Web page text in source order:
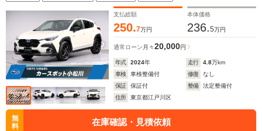
ー シートメモリー
支払総額
250.7万円
本体価格
236.5万円
通常ローン 月々20,000円
年式 2024年 走行 4.8万km
車検
車検整備付 修復
なし
保証
保証付 整備
法定整備付
住所
東京都江戸川区
無
料
在庫確認・見積依頼